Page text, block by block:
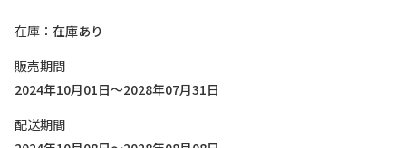
在庫
在庫あり
販売期間
2024年10月01日～2028年07月31日
配送期間